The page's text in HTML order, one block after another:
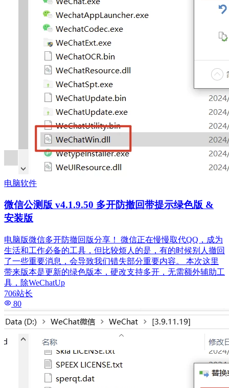
电脑软件
微信公测版 v4.1.9.50 多开防撤回带提示绿色版 &
安装版
电脑版微信多开防撤回版分享！ 微信正在慢慢取代QQ，成为
生活和工作必备的工具，但比较烦人的是，有的时候别人撤回
了一些重要消息，会导致我们错失部分重要内容。 本次这里
带来版本是更新的绿色版本，硬改支持多开，无需额外辅助工
具，除WeChatUp
706站长
80